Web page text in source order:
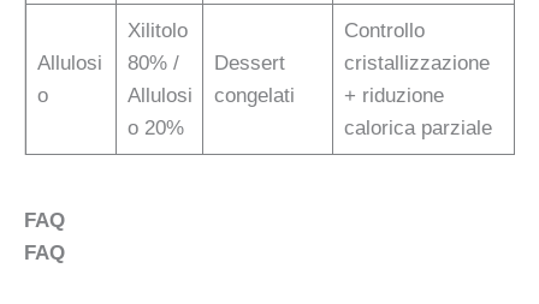
Allulosi
o
Xilitolo
80% /
Allulosi
o 20%
Dessert
congelati
Controllo
cristallizzazione
+ riduzione
calorica parziale
FAQ
FAQ